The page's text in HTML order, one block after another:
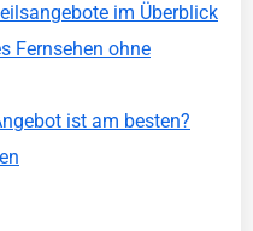
im Überblick
Fernsehen ohne
ist am besten?